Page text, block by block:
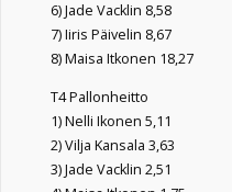
6) Jade Vacklin 8,58
7) Iiris Päivelin 8,67
8) Maisa Itkonen 18,27
T4 Pallonheitto
1) Nelli Ikonen 5,11
2) Vilja Kansala 3,63
3) Jade Vacklin 2,51